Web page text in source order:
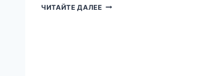
ЧИТАЙТЕ ДАЛЕЕРЕЙТИНГ